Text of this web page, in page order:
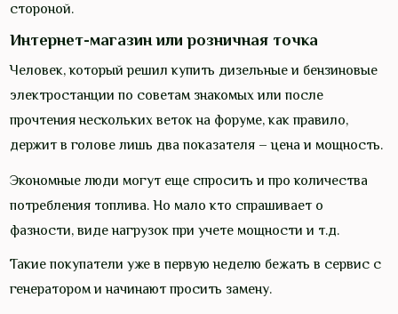
стороной.
Интернет-магазин или розничная точка
Человек, который решил купить дизельные и бензиновые
электростанции по советам знакомых или после
прочтения нескольких веток на форуме, как правило,
держит в голове лишь два показателя – цена и мощность.
Экономные люди могут еще спросить и про количества
потребления топлива. Но мало кто спрашивает о
фазности, виде нагрузок при учете мощности и т.д.
Такие покупатели уже в первую неделю бежать в сервис с
генератором и начинают просить замену.